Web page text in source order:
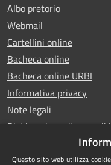
Albo pretorio
Webmail
Cartellini online
Bacheca online
Bacheca online URBI
Informativa privacy
Note legali
Dichiarazione di
Questo sito web utilizza